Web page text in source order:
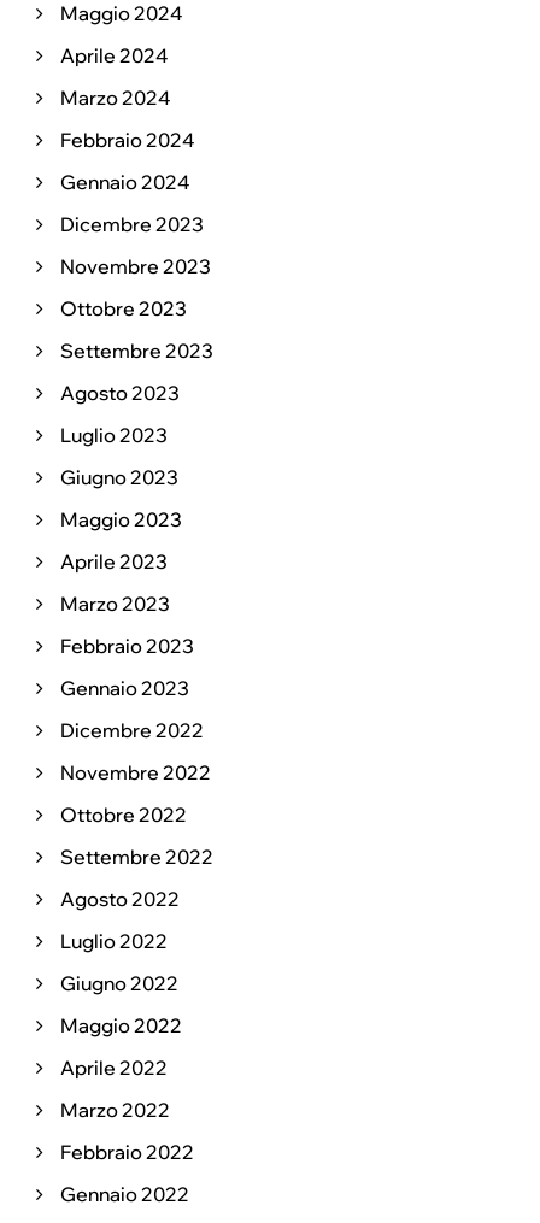
Maggio 2024
Aprile 2024
Marzo 2024
Febbraio 2024
Gennaio 2024
Dicembre 2023
Novembre 2023
Ottobre 2023
Settembre 2023
Agosto 2023
Luglio 2023
Giugno 2023
Maggio 2023
Aprile 2023
Marzo 2023
Febbraio 2023
Gennaio 2023
Dicembre 2022
Novembre 2022
Ottobre 2022
Settembre 2022
Agosto 2022
Luglio 2022
Giugno 2022
Maggio 2022
Aprile 2022
Marzo 2022
Febbraio 2022
Gennaio 2022